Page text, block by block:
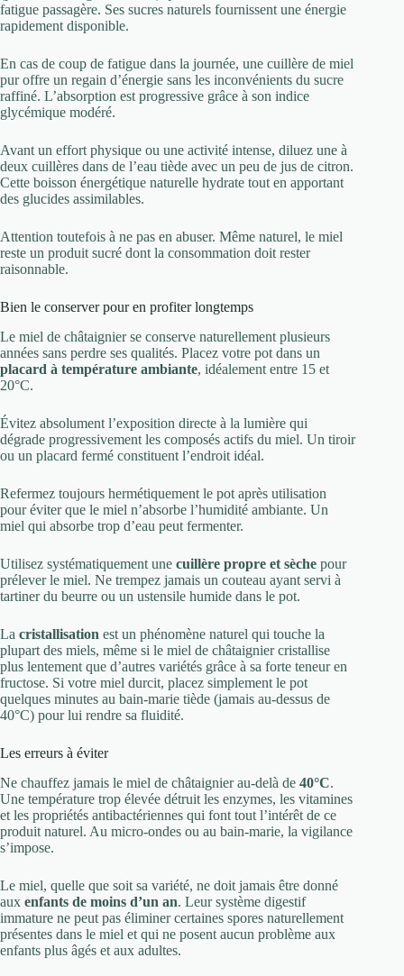
fatigue passagère. Ses sucres naturels fournissent une énergie
rapidement disponible.
En cas de coup de fatigue dans la journée, une cuillère de miel
pur offre un regain d’énergie sans les inconvénients du sucre
raffiné. L’absorption est progressive grâce à son indice
glycémique modéré.
Avant un effort physique ou une activité intense, diluez une à
deux cuillères dans de l’eau tiède avec un peu de jus de citron.
Cette boisson énergétique naturelle hydrate tout en apportant
des glucides assimilables.
Attention toutefois à ne pas en abuser. Même naturel, le miel
reste un produit sucré dont la consommation doit rester
raisonnable.
Bien le conserver pour en profiter longtemps
Le miel de châtaignier se conserve naturellement plusieurs
années sans perdre ses qualités. Placez votre pot dans un
placard à température ambiante, idéalement entre 15 et
20°C.
Évitez absolument l’exposition directe à la lumière qui
dégrade progressivement les composés actifs du miel. Un tiroir
ou un placard fermé constituent l’endroit idéal.
Refermez toujours hermétiquement le pot après utilisation
pour éviter que le miel n’absorbe l’humidité ambiante. Un
miel qui absorbe trop d’eau peut fermenter.
Utilisez systématiquement une cuillère propre et sèche pour
prélever le miel. Ne trempez jamais un couteau ayant servi à
tartiner du beurre ou un ustensile humide dans le pot.
La cristallisation est un phénomène naturel qui touche la
plupart des miels, même si le miel de châtaignier cristallise
plus lentement que d’autres variétés grâce à sa forte teneur en
fructose. Si votre miel durcit, placez simplement le pot
quelques minutes au bain-marie tiède (jamais au-dessus de
40°C) pour lui rendre sa fluidité.
Les erreurs à éviter
Ne chauffez jamais le miel de châtaignier au-delà de 40°C.
Une température trop élevée détruit les enzymes, les vitamines
et les propriétés antibactériennes qui font tout l’intérêt de ce
produit naturel. Au micro-ondes ou au bain-marie, la vigilance
s’impose.
Le miel, quelle que soit sa variété, ne doit jamais être donné
aux enfants de moins d’un an. Leur système digestif
immature ne peut pas éliminer certaines spores naturellement
présentes dans le miel et qui ne posent aucun problème aux
enfants plus âgés et aux adultes.